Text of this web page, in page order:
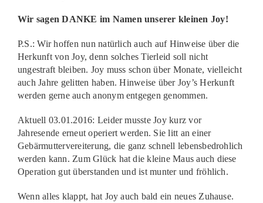
Wir sagen DANKE im Namen unserer kleinen Joy!
P.S.: Wir hoffen nun natürlich auch auf Hinweise über die
Herkunft von Joy, denn solches Tierleid soll nicht
ungestraft bleiben. Joy muss schon über Monate, vielleicht
auch Jahre gelitten haben. Hinweise über Joy’s Herkunft
werden gerne auch anonym entgegen genommen.
Aktuell 03.01.2016: Leider musste Joy kurz vor
Jahresende erneut operiert werden. Sie litt an einer
Gebärmuttervereiterung, die ganz schnell lebensbedrohlich
werden kann. Zum Glück hat die kleine Maus auch diese
Operation gut überstanden und ist munter und fröhlich.
Wenn alles klappt, hat Joy auch bald ein neues Zuhause.